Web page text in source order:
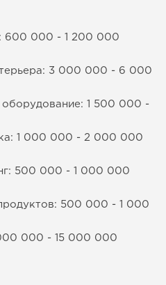
600 000 - 1 200 000
3 000 000 - 6 000
1 500 000 -
1 000 000 - 2 000 000
500 000 - 1 000 000
500 000 - 1 000
000 - 15 000 000